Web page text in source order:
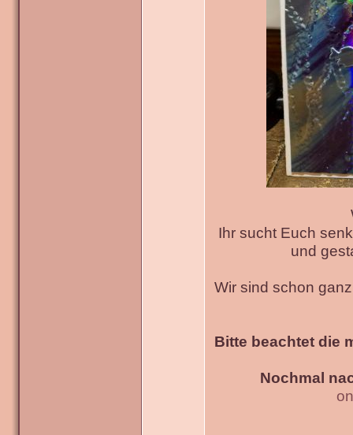
Ihr sucht Euch
und
Wir sind schon
Bitte beachtet die
Nochmal